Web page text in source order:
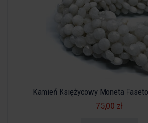
Kamień Księżycowy Moneta
75,00 zł